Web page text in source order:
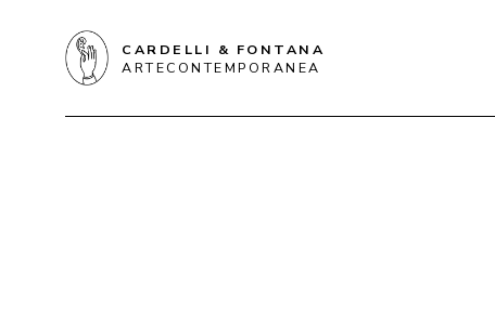
CARDELLI & FONTANA
ARTECONTEMPORANEA